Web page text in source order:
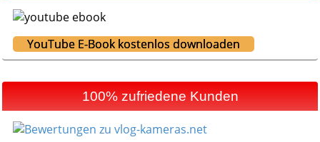
YouTube E-Book kostenlos downloaden
100% zufriedene Kunden